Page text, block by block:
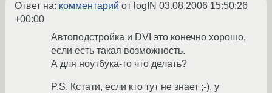
Ответ на: комментарий от logIN 03.08.2006 15:50:26
+00:00
Автоподстройка и DVI это конечно хорошо,
если есть такая возможность.
А для ноутбука-то что делать?
P.S. Кстати, если кто тут не знает ;-), у